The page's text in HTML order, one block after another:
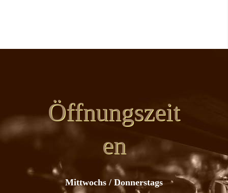
Öffnungszeit
en
Mittwochs / Donnerstags